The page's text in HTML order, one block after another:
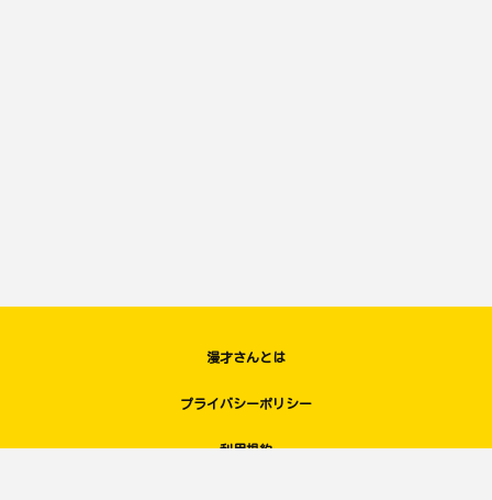
漫才さんとは
プライバシーポリシー
利用規約